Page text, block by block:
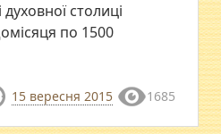
столиці
по 1500
15 вересня 2015 1685